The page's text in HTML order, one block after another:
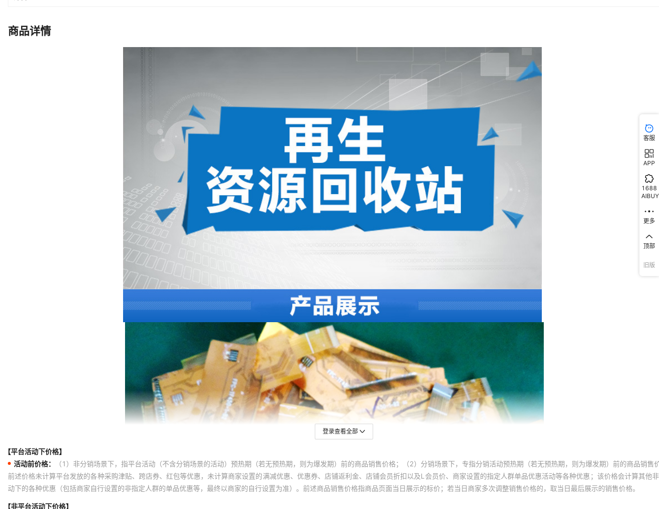
商品详情
登录查看全部
【平台活动下价格】
活动前价格：
（1）非分销场景下，指平台活动（不含分销场景的活动）预热期（若无预热期，则为爆发期）前的商品销售价格；（2）分销场景下，专指分销活动预热期（若无预热期，则为爆发期）前的商品销售
前述价格未计算平台发放的各种采购津贴、跨店券、红包等优惠，未计算商家设置的满减优惠、优惠券、店铺返利金、店铺会员折扣以及L会员价、商家设置的指定人群单品优惠活动等各种优惠；该价格会计算其他
动下的各种优惠（包括商家自行设置的非指定人群的单品优惠等，最终以商家的自行设置为准）。前述商品销售价格指商品页面当日展示的标价；若当日商家多次调整销售价格的，取当日最后展示的销售价格。
【非平台活动下价格】
客服
APP
1688
AIBUY
更多
顶部
旧版